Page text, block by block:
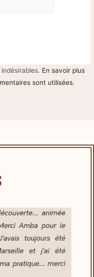
En savoir plus
sont utilisées.